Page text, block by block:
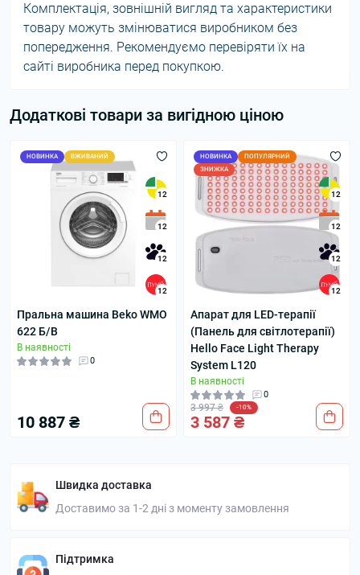
Комплектація, зовнішній вигляд та характеристики
товару можуть змінюватися виробником без
попередження. Рекомендуємо перевіряти їх на
сайті виробника перед покупкою.
Додаткові товари за вигідною ціною
НОВИНКА ВЖИВАНИЙ
12
12
12
12
Пральна машина Beko WMO
622 Б/В
В наявності
0
10 887 ₴
НОВИНКА
ПОПУЛЯРНИЙ
ЗНИЖКА
12
12
12
12
Апарат для LED-терапії
(Панель для світлотерапії)
Hello Face Light Therapy
System L120
В наявності
0
3 997 ₴ -10%
3 587 ₴
Швидка доставка
Доставимо за 1-2 дні з моменту замовлення
Підтримка